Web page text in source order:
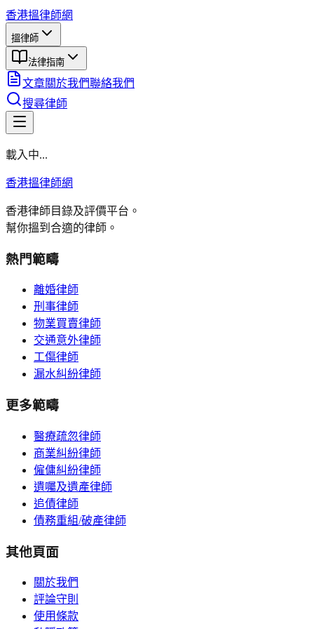
香港搵律師網
搵律師
法律指南
文章關於我們聯絡我們
搜尋律師
載入中...
香港搵律師網
香港律師目錄及評價平台。
幫你搵到合適的律師。
熱門範疇
離婚律師
刑事律師
物業買賣律師
交通意外律師
工傷律師
漏水糾紛律師
更多範疇
醫療疏忽律師
商業糾紛律師
僱傭糾紛律師
遺囑及遺產律師
追債律師
債務重組/破產律師
其他頁面
關於我們
評論守則
使用條款